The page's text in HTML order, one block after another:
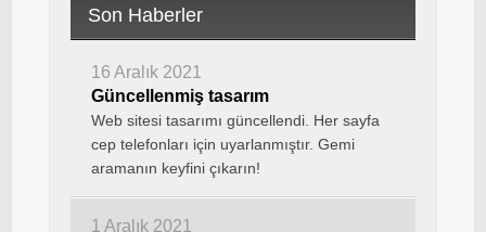
Son Haberler
16 Aralık 2021
Güncellenmiş tasarım
Web sitesi tasarımı güncellendi. Her sayfa
cep telefonları için uyarlanmıştır. Gemi
aramanın keyfini çıkarın!
1 Aralık 2021